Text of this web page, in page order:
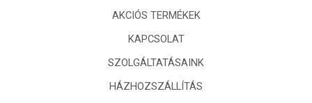
AKCIÓS TERMÉKEK
KAPCSOLAT
SZOLGÁLTATÁSAINK
HÁZHOZSZÁLLÍTÁS